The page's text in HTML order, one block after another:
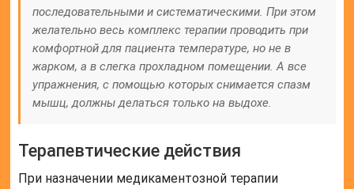
последовательными и систематическими. При этом
желательно весь комплекс терапии проводить при
комфортной для пациента температуре, но не в
жарком, а в слегка прохладном помещении. А все
упражнения, с помощью которых снимается спазм
мышц, должны делаться только на выдохе.
Терапевтические действия
При назначении медикаментозной терапии